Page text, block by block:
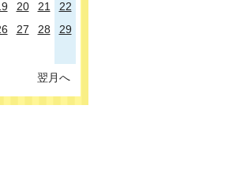
20 21
22
27 28
29
翌月へ